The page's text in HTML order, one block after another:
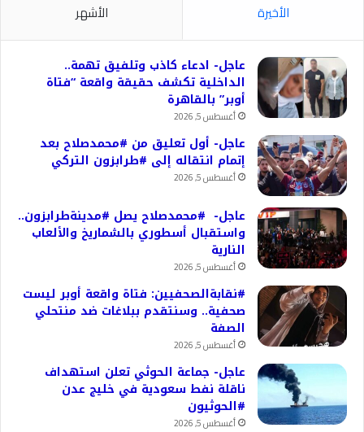
الأخيرة الأشهر
عاجل- ادعاء كاذب وتلفيق تهمة..
الداخلية تكشف حقيقة واقعة “فتاة
أوبر” بالقاهرة
أغسطس 5, 2026
عاجل- أول تعليق من #محمدصلاح بعد
إتمام انتقاله إلى #طرابزون التركي
أغسطس 5, 2026
عاجل- #محمدصلاح يصل #مدينةطرابزون..
واستقبال أسطوري بالشماريخ والألعاب
النارية
أغسطس 5, 2026
#نقابةالصحفيين: فتاة واقعة أوبر ليست
صحفية.. وسنتقدم ببلاغات ضد منتحلي
الصفة
أغسطس 5, 2026
عاجل- جماعة الحوثي تعلن استهداف
ناقلة نفط سعودية في خليج عدن
#الحوثيون
أغسطس 5, 2026